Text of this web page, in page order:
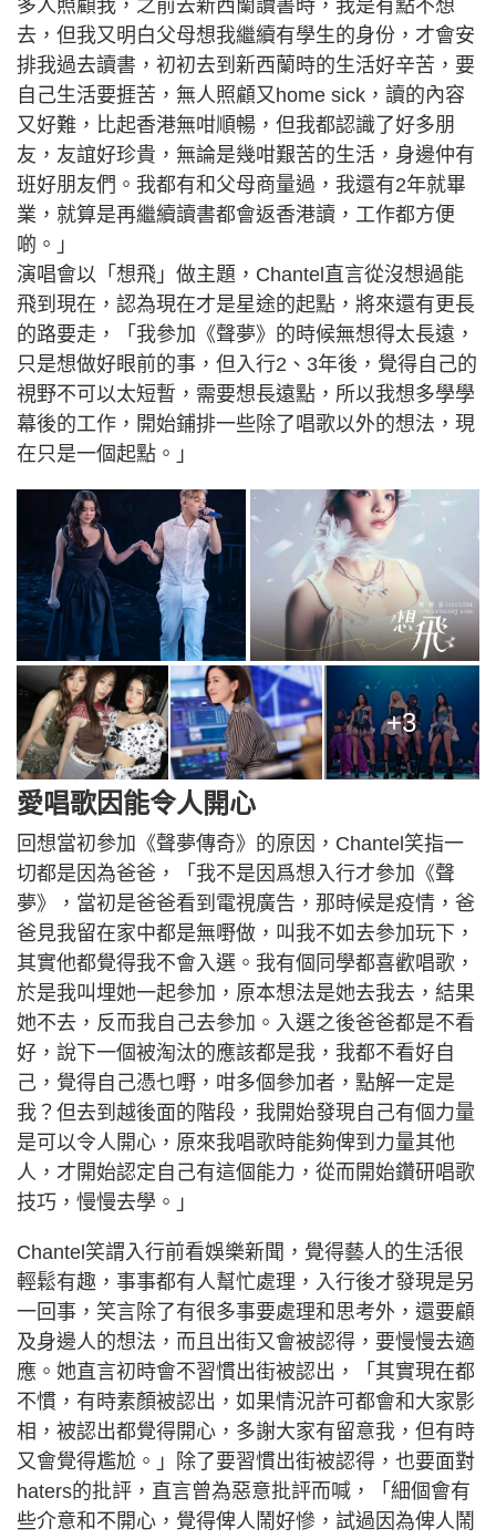
多人照顧我，之前去新西蘭讀書時，我是有點不想
去，但我又明白父母想我繼續有學生的身份，才會安
排我過去讀書，初初去到新西蘭時的生活好辛苦，要
自己生活要捱苦，無人照顧又home sick，讀的內容
又好難，比起香港無咁順暢，但我都認識了好多朋
友，友誼好珍貴，無論是幾咁艱苦的生活，身邊仲有
班好朋友們。我都有和父母商量過，我還有2年就畢
業，就算是再繼續讀書都會返香港讀，工作都方便
啲。」
演唱會以「想飛」做主題，Chantel直言從沒想過能
飛到現在，認為現在才是星途的起點，將來還有更長
的路要走，「我參加《聲夢》的時候無想得太長遠，
只是想做好眼前的事，但入行2、3年後，覺得自己的
視野不可以太短暫，需要想長遠點，所以我想多學學
幕後的工作，開始鋪排一些除了唱歌以外的想法，現
在只是一個起點。」
+3
愛唱歌因能令人開心
回想當初參加《聲夢傳奇》的原因，Chantel笑指一
切都是因為爸爸，「我不是因爲想入行才參加《聲
夢》，當初是爸爸看到電視廣告，那時候是疫情，爸
爸見我留在家中都是無嘢做，叫我不如去參加玩下，
其實他都覺得我不會入選。我有個同學都喜歡唱歌，
於是我叫埋她一起參加，原本想法是她去我去，結果
她不去，反而我自己去參加。入選之後爸爸都是不看
好，說下一個被淘汰的應該都是我，我都不看好自
己，覺得自己憑乜嘢，咁多個參加者，點解一定是
我？但去到越後面的階段，我開始發現自己有個力量
是可以令人開心，原來我唱歌時能夠俾到力量其他
人，才開始認定自己有這個能力，從而開始鑽研唱歌
技巧，慢慢去學。」
Chantel笑謂入行前看娛樂新聞，覺得藝人的生活很
輕鬆有趣，事事都有人幫忙處理，入行後才發現是另
一回事，笑言除了有很多事要處理和思考外，還要顧
及身邊人的想法，而且出街又會被認得，要慢慢去適
應。她直言初時會不習慣出街被認出，「其實現在都
不慣，有時素顏被認出，如果情況許可都會和大家影
相，被認出都覺得開心，多謝大家有留意我，但有時
又會覺得尷尬。」除了要習慣出街被認得，也要面對
haters的批評，直言曾為惡意批評而喊，「細個會有
些介意和不開心，覺得俾人鬧好慘，試過因為俾人鬧